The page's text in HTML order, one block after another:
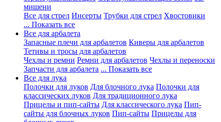
мишени
Все для стрел Инсерты Трубки для стрел Хвостовики
... Показать все
Все для арбалета
Запасные плечи для арбалетов Киверы для арбалетов
Тетивы и тросы для арбалетов
Чехлы и ремни Ремни для арбалетов Чехлы и переноски
Запчасти для арбалета ... Показать все
Все для лука
Полочки для луков Для блочного лука Полочки для
классических луков Для традиционного лука
Прицелы и пип-сайты Для классического лука Пип-
сайты для блочных луков Пип-сайты Прицелы для